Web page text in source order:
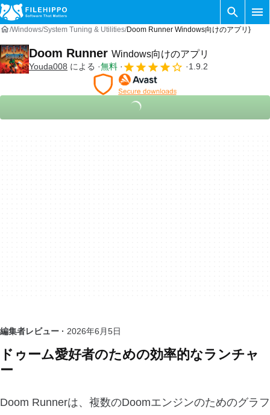
Windows System Tuning & Utilities Doom Runner Windows向けのアプリ}
Doom Runner Windows向けのアプリ
Youda008 による 無料 1.9.2
編集者レビュー · 2026年6月5日
ドゥーム愛好者のための効率的なランチャ
ー
Doom Runnerは、複数のDoomエンジンのためのグラフ